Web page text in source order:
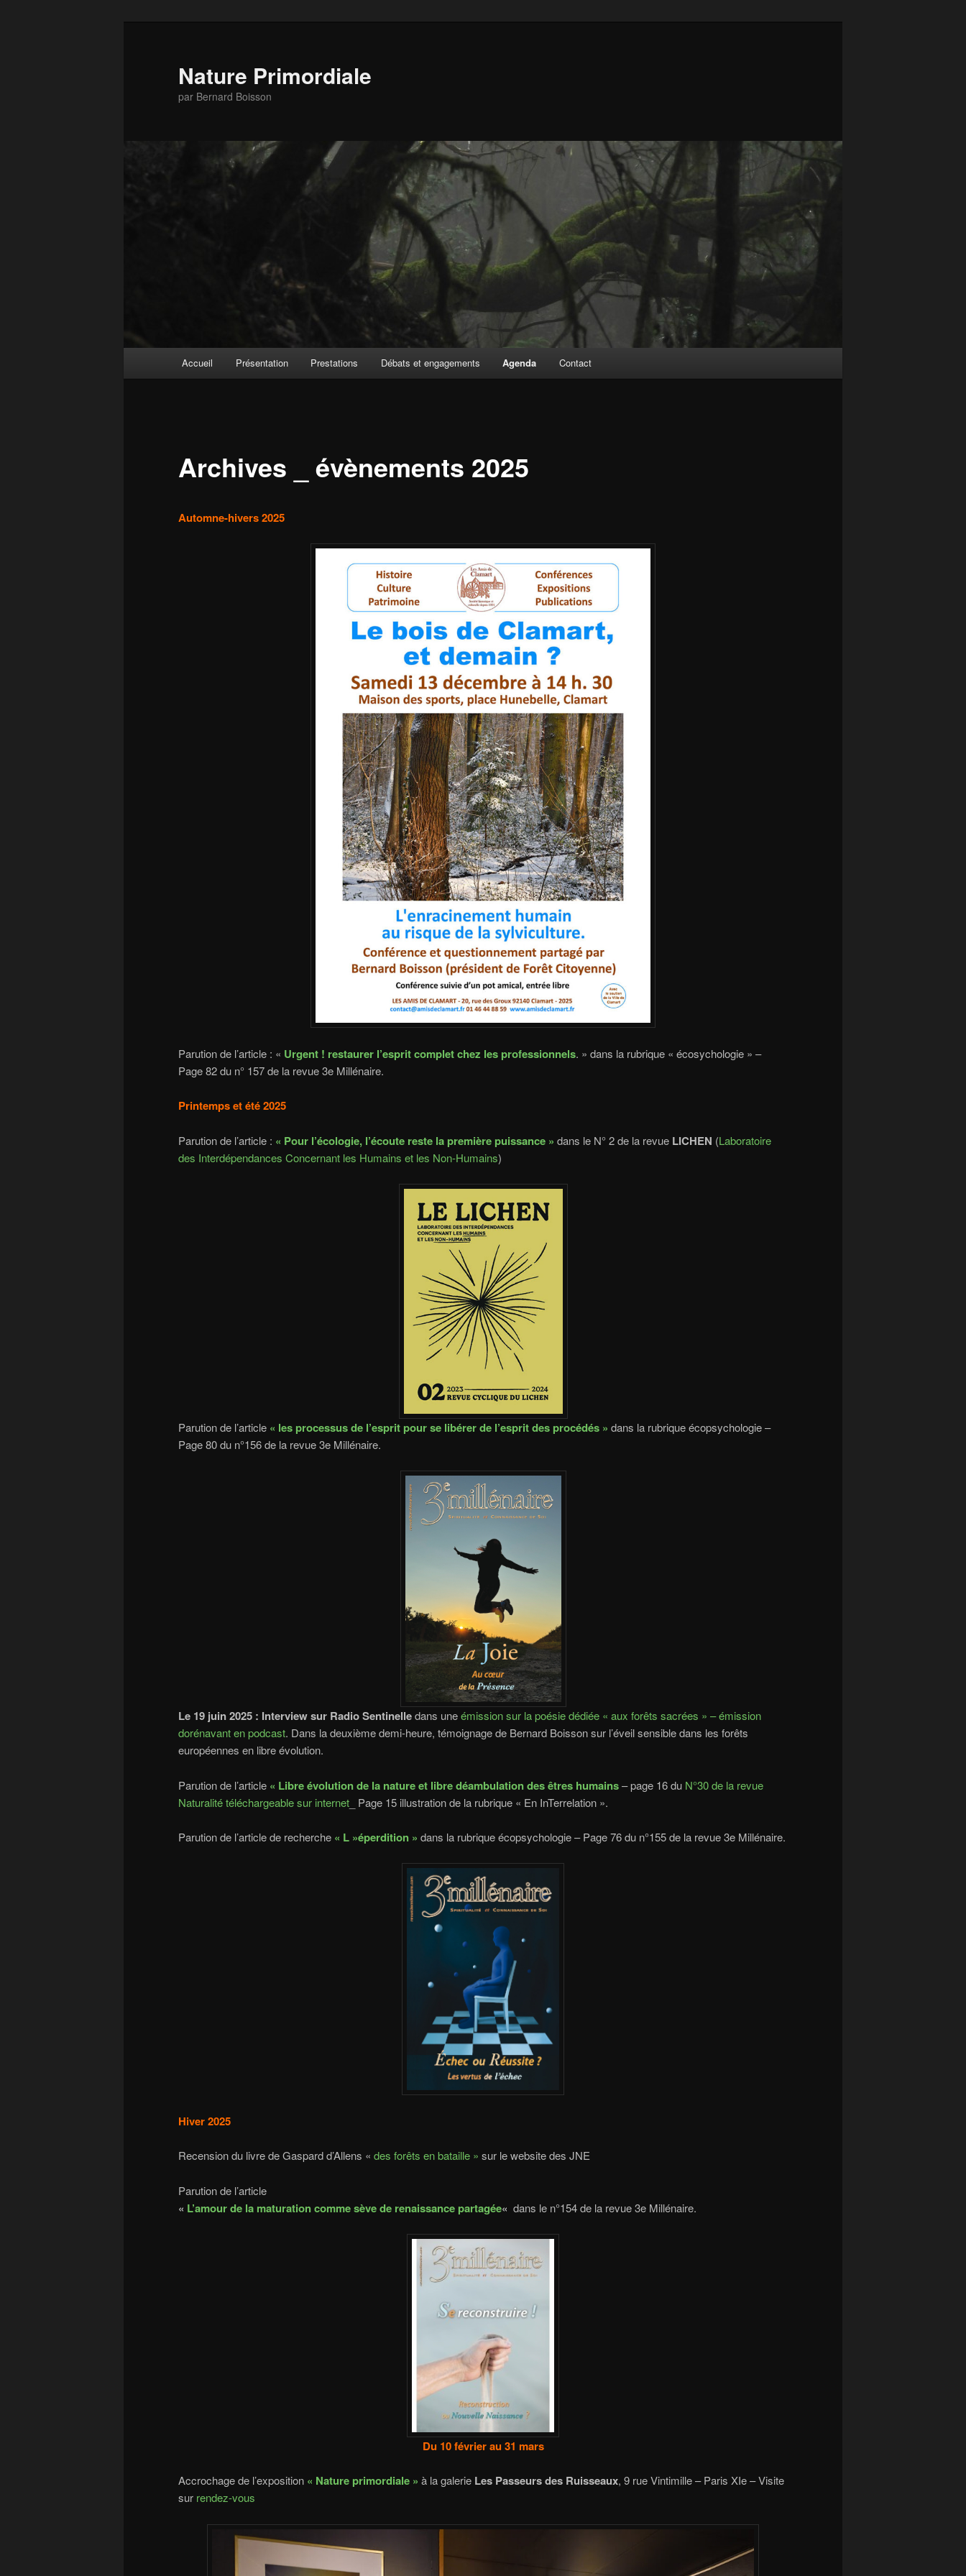
Nature Primordiale
par Bernard Boisson
Aller au contenu principal
Aller au contenu secondaire
Accueil Présentation Prestations Débats et engagements Agenda Contact
Archives _ évènements 2025
Automne-hivers 2025
Parution de l’article : « Urgent ! restaurer l’esprit complet chez les professionnels. » dans la rubrique « écosychologie » –
Page 82 du n° 157 de la revue 3e Millénaire.
Printemps et été 2025
Parution de l’article : « Pour l’écologie, l’écoute reste la première puissance » dans le N° 2 de la revue LICHEN (Laboratoire
des Interdépendances Concernant les Humains et les Non-Humains)
Parution de l’article « les processus de l’esprit pour se libérer de l’esprit des procédés » dans la rubrique écopsychologie –
Page 80 du n°156 de la revue 3e Millénaire.
Le 19 juin 2025 : Interview sur Radio Sentinelledans uneémission sur la poésie dédiée « aux forêts sacrées » – émission
dorénavant en podcast. Dans la deuxième demi-heure, témoignage de Bernard Boisson sur l’éveil sensible dans les forêts
européennes en libre évolution.
Parution de l’article « Libre évolution de la nature et libre déambulation des êtres humains– page 16 du N°30 de la revue
Naturalité téléchargeable sur internet _ Page 15 illustration de la rubrique « En InTerrelation ».
Parution de l’article de recherche « L »éperdition » dans la rubrique écopsychologie – Page 76 du n°155 de la revue 3e Millénaire.
Hiver 2025
Recension du livre de Gaspard d’Allens « des forêts en bataille » sur le website des JNE
Parution de l’article
« L’amour de la maturation comme sève de renaissance partagée« dans le n°154 de la revue 3e Millénaire.
Du 10 février au 31 mars
Accrochage de l’exposition « Nature primordiale » à la galerie Les Passeurs des Ruisseaux, 9 rue Vintimille – Paris XIe – Visite
sur rendez-vous